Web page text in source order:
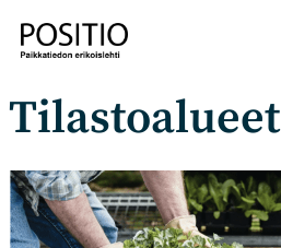
suoraan
sisältöön
Tilastoalueet